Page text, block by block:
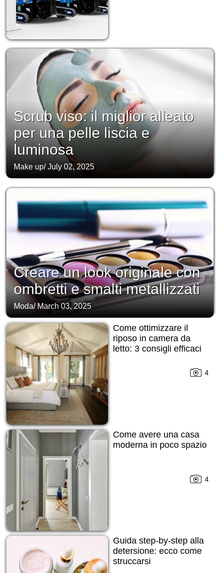
Scrub viso: il miglior alleato
per una pelle liscia e
luminosa
Make up/July 02, 2025
Creare un look originale con
ombretti e smalti metallizzati
Moda/ March 03, 2025
Come ottimizzare il
riposo in camera da
letto: 3 consigli efficaci
4
Come avere una casa
moderna in poco spazio
4
Guida step-by-step alla
detersione: ecco come
struccarsi